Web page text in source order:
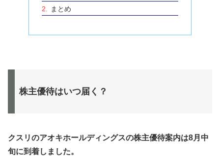
まとめ
株主優待はいつ届く？
クスリのアオキホールディングスの株主優待案内は8月中
旬に到着しました。